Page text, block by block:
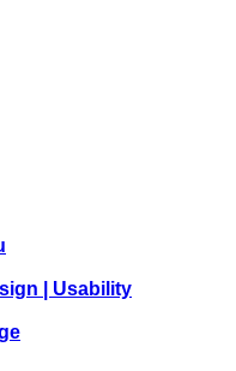
| Usability